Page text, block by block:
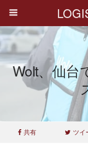
Wolt、仙台
共有 ツイ